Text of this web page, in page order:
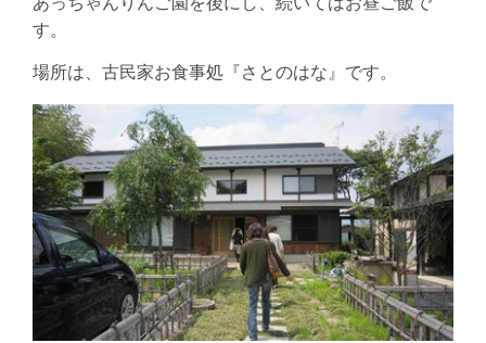
あっちゃんりんご園を後にし、続いてはお昼ご飯で
す。
場所は、古民家お食事処『さとのはな』です。